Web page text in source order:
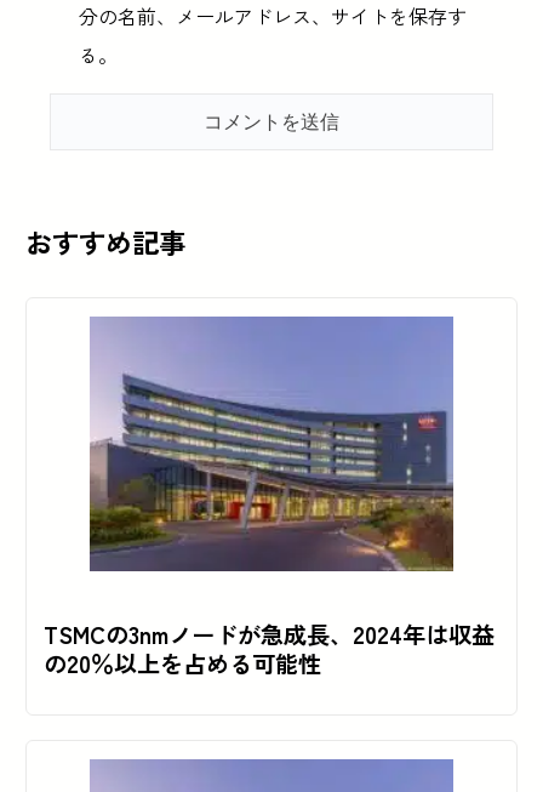
分の名前、メールアドレス、サイトを保存す
る。
おすすめ記事
TSMCの3nmノードが急成長、2024年は収益
の20％以上を占める可能性